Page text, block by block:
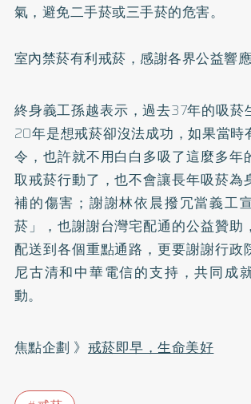
氣，避免二手菸或三手菸的危害。
室內禁菸有利戒菸，感謝各界公益響應
終身義工孫越表示，過去37年的吸菸
20年是想戒菸卻沒法成功，如果當時
令，也許就不用白白多吸了這麼多年
取戒菸行動了，也不會讓長年吸菸為
補的傷害；謝謝林依晨撥冗當義工
菸」，也謝謝台灣宅配通的公益贊助
配送到各個重點通路，更要謝謝行政
尼古清和中華電信的支持，共同成
動。
焦點企劃 》 戒菸即早，生命美好